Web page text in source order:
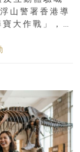
山警署香港導
大作戰」，家